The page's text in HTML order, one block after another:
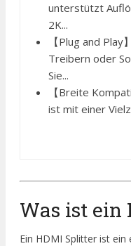
unterstützt
2K...
【Plug and
Treibern oder
Sie...
【Breite
ist mit einer
Was ist ein
Ein HDMI Splitter ist